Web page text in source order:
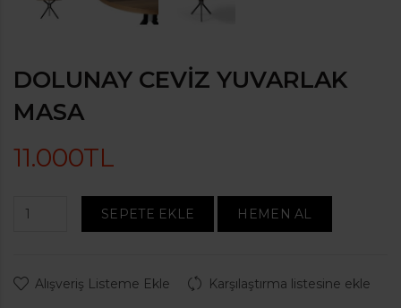
DOLUNAY CEVIZ YUVARLAK
MASA
11.000TL
SEPETE EKLE HEMEN AL
Alışveriş Listeme Ekle Karşılaştırma listesine ekle